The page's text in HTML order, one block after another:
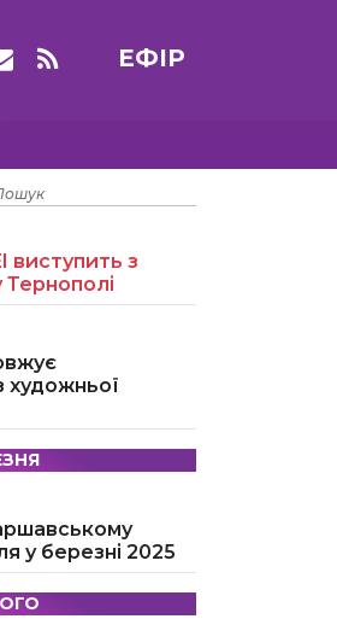
ЕФІР
виступить з
художньої
у березні 2025